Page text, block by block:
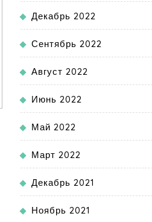
Декабрь 2022
Сентябрь 2022
Август 2022
Июнь 2022
Май 2022
Март 2022
Декабрь 2021
Ноябрь 2021